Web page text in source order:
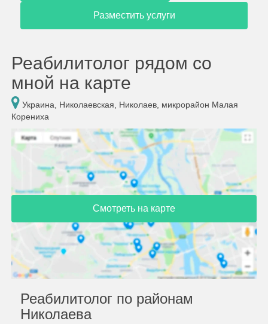
Разместить услуги
Реабилитолог рядом со
мной на карте
Украина, Николаевская, Николаев, микрорайон Малая
Корениха
Смотреть на карте
Реабилитолог по районам
Николаева